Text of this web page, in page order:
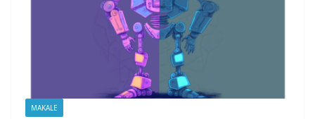
MAKALE